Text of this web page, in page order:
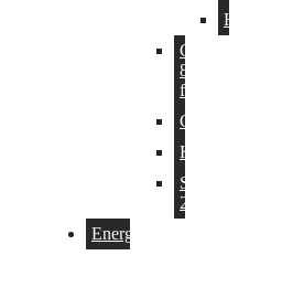
Halvrund
Glasplader
8 mm
facetslebet
Granitplader
Kunstskiffer
Stålplader
2 mm
Energimærke